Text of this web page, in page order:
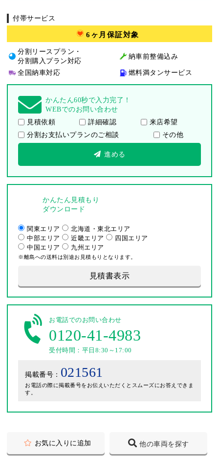
付帯サービス
6ヶ月保証対象
分割リースプラン・
分割購入プラン対応
納車前整備込み
全国納車対応 燃料満タンサービス
かんたん60秒で入力完了！
WEBでのお問い合わせ
見積依頼
詳細確認
来店希望
分割お支払いプランのご相談
その他
進める
かんたん見積もり
ダウンロード
関東エリア
北海道・東北エリア
中部エリア
近畿エリア
四国エリア
中国エリア
九州エリア
※離島への送料は別途お見積もりとなります。
見積書表示
お電話でのお問い合わせ
0120-41-4983
受付時間：平日8:30～17:00
掲載番号： 021561
お電話の際に掲載番号をお伝えいただくとスムーズにお答えできま
す。
お気に入りに追加 他の車両を探す